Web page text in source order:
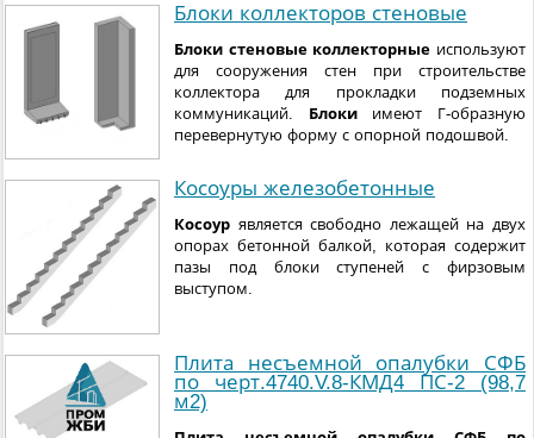
Блоки коллекторов стеновые
Блоки стеновые коллекторные используют
для сооружения стен при строительстве
коллектора для прокладки подземных
коммуникаций. Блокиимеют Г-образную
перевернутую форму с опорной подошвой.
Косоуры железобетонные
Косоур является свободно лежащей на двух
опорах бетонной балкой, которая содержит
пазы под блоки ступеней с фирзовым
выступом.
Плита несъемной опалубки СФБ
по черт.4740.V.8-КМД4 ПС-2 (98,7
м2)